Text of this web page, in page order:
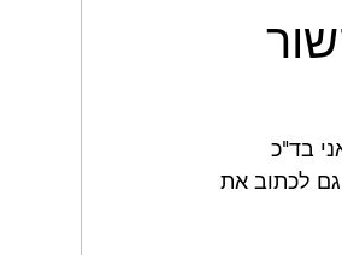
בד"כ
גם לכתוב את